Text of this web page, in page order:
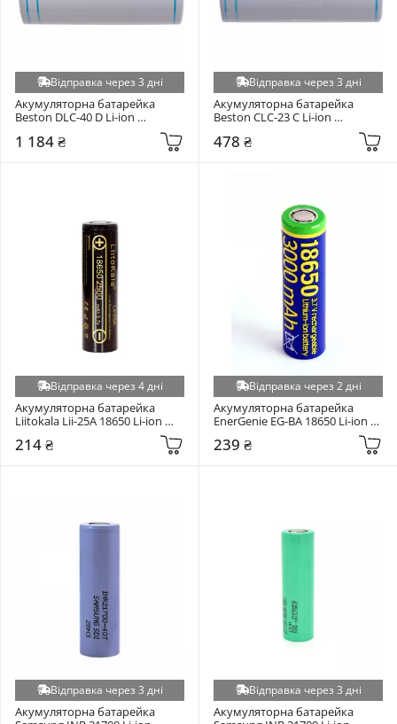
Відправка через 3 дні
Акумуляторна батарейка
Beston DLC-40 D Li-ion
1 184 ₴
Відправка через 3 дні
Акумуляторна батарейка
Beston CLC-23 C Li-ion
478 ₴
Відправка через 4 дні
Акумуляторна батарейка
Liitokala Lii-25A 18650 Li-ion
214 ₴
Відправка через 2 дні
Акумуляторна батарейка
EnerGenie EG-BA 18650 Li-ion
239 ₴
Відправка через 3 дні
Акумуляторна батарейка
Відправка через 3 дні
Акумуляторна батарейка